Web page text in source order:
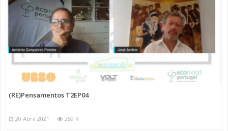
(RE)Pensamentos T2EP04
20 Abril 2021 259 K